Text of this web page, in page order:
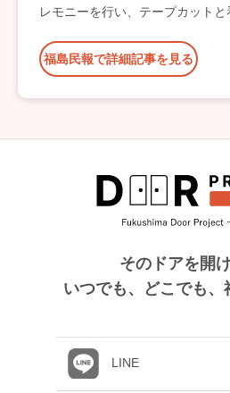
レモニーを行い、テープカットと
福島民報で詳細記事を見る
そのドアを開け
いつでも、どこでも、
LINE